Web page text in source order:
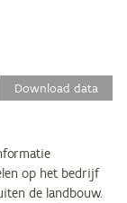
Download data
op het bedrijf
de landbouw.